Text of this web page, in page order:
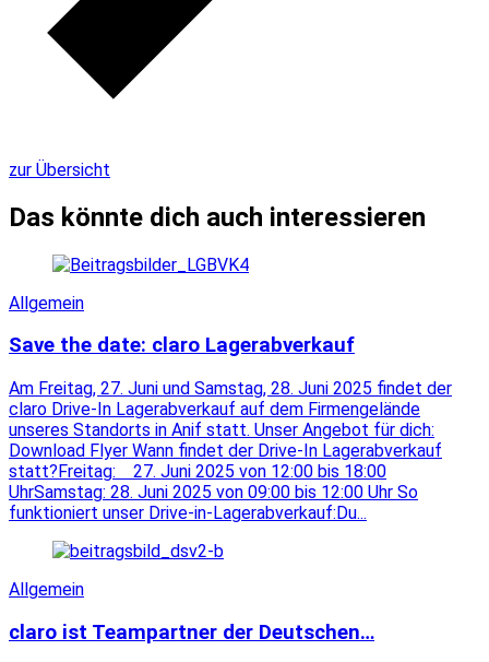
zur Übersicht
Das könnte dich auch interessieren
Allgemein
Save the date: claro Lagerabverkauf
Am Freitag, 27. Juni und Samstag, 28. Juni 2025 findet der
claro Drive-In Lagerabverkauf auf dem Firmengelände
unseres Standorts in Anif statt. Unser Angebot für dich:
Download Flyer Wann findet der Drive-In Lagerabverkauf
statt?Freitag: 27. Juni 2025 von 12:00 bis 18:00
UhrSamstag: 28. Juni 2025 von 09:00 bis 12:00 Uhr So
funktioniert unser Drive-in-Lagerabverkauf:Du...
Allgemein
claro ist Teampartner der Deutschen…